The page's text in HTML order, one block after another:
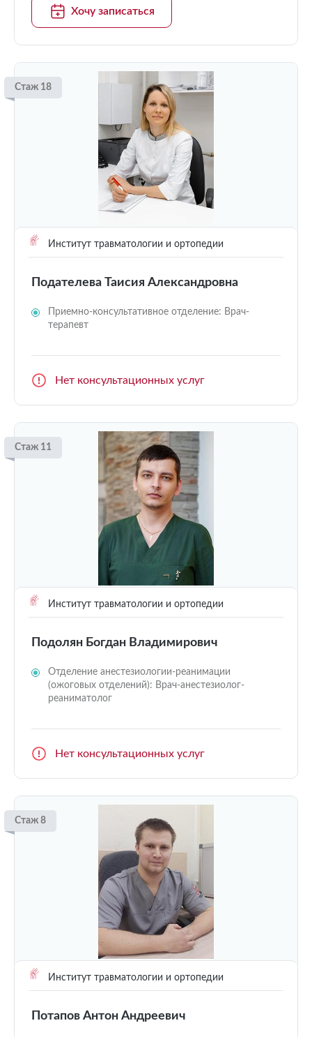
Хочу записаться
Стаж 18
Институт травматологии и ортопедии
Подателева Таисия Александровна
Приемно-консультативное отделение: Врач-
терапевт
Нет консультационных услуг
Стаж 11
Институт травматологии и ортопедии
Подолян Богдан Владимирович
Отделение анестезиологии-реанимации
(ожоговых отделений): Врач-анестезиолог-
реаниматолог
Нет консультационных услуг
Стаж 8
Институт травматологии и ортопедии
Потапов Антон Андреевич